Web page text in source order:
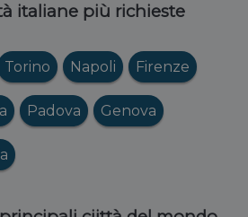
italiane più richieste
Torino Napoli Firenze
Padova Genova